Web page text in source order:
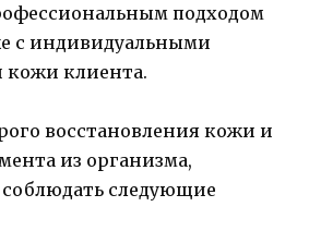
подходом
с индивидуальными
кожи клиента.
восстановления кожи и
из организма,
следующие